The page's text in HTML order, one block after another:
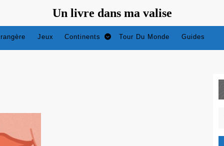
Un livre dans ma valise
Jeux Continents Tour Du Monde Guides